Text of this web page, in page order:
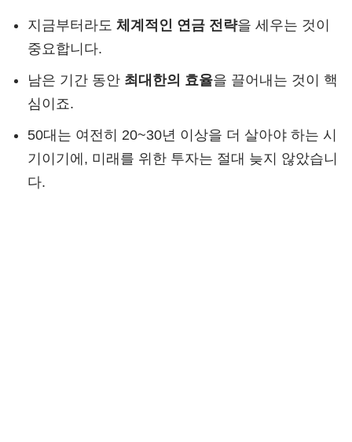
지금부터라도 체계적인 연금 전략을 세우는 것이
중요합니다.
남은 기간 동안 최대한의 효율을 끌어내는 것이 핵
심이죠.
50대는 여전히 20~30년 이상을 더 살아야 하는 시
기이기에, 미래를 위한 투자는 절대 늦지 않았습니
다.